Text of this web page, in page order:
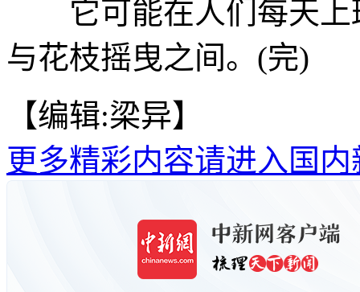
它可能在人们每天上
与花枝摇曳之间。(完)
【编辑:梁异】
更多精彩内容请进入国内